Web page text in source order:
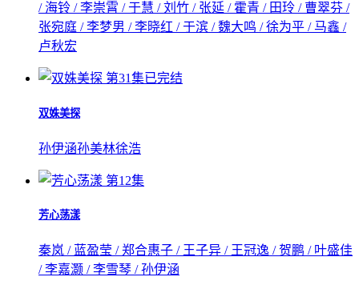
/ 海铃 / 李崇霄 / 于慧 / 刘竹 / 张延 / 霍青 / 田玲 / 曹翠芬 /
张宛庭 / 李梦男 / 李晓红 / 于滨 / 魏大鸣 / 徐为平 / 马鑫 /
卢秋宏
第31集已完结
双姝美探
孙伊涵孙美林徐浩
第12集
芳心荡漾
秦岚 / 蓝盈莹 / 郑合惠子 / 王子异 / 王冠逸 / 贺鹏 / 叶盛佳
/ 李嘉灏 / 李雪琴 / 孙伊涵